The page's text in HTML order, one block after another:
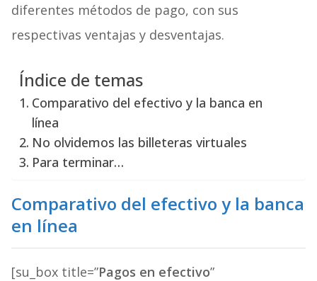
diferentes métodos de pago, con sus
respectivas ventajas y desventajas.
Índice de temas
Comparativo del efectivo y la banca en
línea
No olvidemos las billeteras virtuales
Para terminar…
Comparativo del efectivo y la banca
en línea
[su_box title=”Pagos en efectivo”